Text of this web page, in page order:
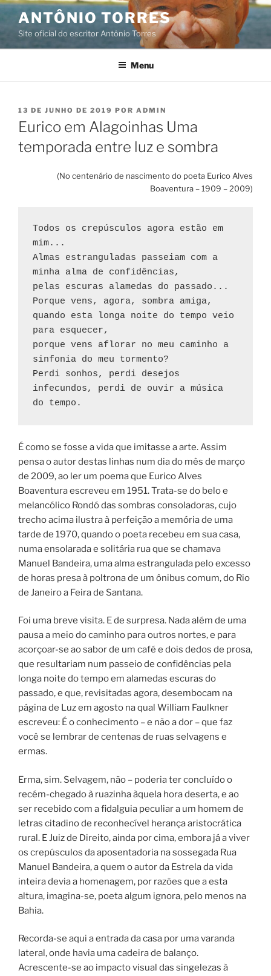
Pular
para
conteúdo
ANTÔNIO TORRES
Site oficial do escritor Antônio Torres
Menu
PUBLICADO
EM
13 DE JUNHO DE 2019 POR ADMIN
Eurico em Alagoinhas Uma
temporada entre luz e sombra
(No centenário de nascimento do poeta Eurico Alves
Boaventura – 1909 – 2009)
Todos os crepúsculos agora estão em
mim...
Almas estranguladas passeiam com a
minha alma de confidências,
pelas escuras alamedas do passado...
Porque vens, agora, sombra amiga,
quando esta longa noite do tempo veio
para esquecer,
porque vens aflorar no meu caminho a
sinfonia do meu tormento?
Perdi sonhos, perdi desejos
infecundos, perdi de ouvir a música
do tempo.
É como se fosse a vida que imitasse a arte. Assim
pensa o autor destas linhas num dia do mês de março
de 2009, ao ler um poema que Eurico Alves
Boaventura escreveu em 1951. Trata-se do belo e
melancólico Rondó das sombras consoladoras, cujo
trecho acima ilustra à perfeição a memória de uma
tarde de 1970, quando o poeta recebeu em sua casa,
numa ensolarada e solitária rua que se chamava
Manuel Bandeira, uma alma estrangulada pelo excesso
de horas presa à poltrona de um ônibus comum, do Rio
de Janeiro a Feira de Santana.
Foi uma breve visita. E de surpresa. Nada além de uma
pausa a meio do caminho para outros nortes, e para
acorçoar-se ao sabor de um café e dois dedos de prosa,
que resultariam num passeio de confidências pela
longa noite do tempo em alamedas escuras do
passado, e que, revisitadas agora, desembocam na
página de Luz em agosto na qual William Faulkner
escreveu: É o conhecimento – e não a dor – que faz
você se lembrar de centenas de ruas selvagens e
ermas.
Erma, sim. Selvagem, não – poderia ter concluído o
recém-chegado à ruazinha àquela hora deserta, e ao
ser recebido com a fidalguia peculiar a um homem de
letras citadino de reconhecível herança aristocrática
rural. E Juiz de Direito, ainda por cima, embora já a viver
os crepúsculos da aposentadoria na sossegada Rua
Manuel Bandeira, a quem o autor da Estrela da vida
inteira devia a homenagem, por razões que a esta
altura, imagina-se, poeta algum ignora, pelo menos na
Bahia.
Recorda-se aqui a entrada da casa por uma varanda
lateral, onde havia uma cadeira de balanço.
Acrescente-se ao impacto visual das singelezas à